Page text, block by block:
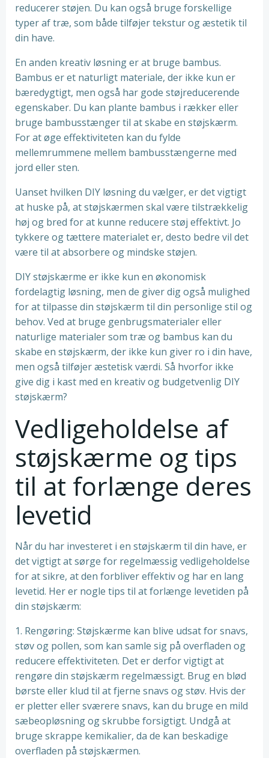
reducerer støjen. Du kan også bruge forskellige
typer af træ, som både tilføjer tekstur og æstetik til
din have.
En anden kreativ løsning er at bruge bambus.
Bambus er et naturligt materiale, der ikke kun er
bæredygtigt, men også har gode støjreducerende
egenskaber. Du kan plante bambus i rækker eller
bruge bambusstænger til at skabe en støjskærm.
For at øge effektiviteten kan du fylde
mellemrummene mellem bambusstængerne med
jord eller sten.
Uanset hvilken DIY løsning du vælger, er det vigtigt
at huske på, at støjskærmen skal være tilstrækkelig
høj og bred for at kunne reducere støj effektivt. Jo
tykkere og tættere materialet er, desto bedre vil det
være til at absorbere og mindske støjen.
DIY støjskærme er ikke kun en økonomisk
fordelagtig løsning, men de giver dig også mulighed
for at tilpasse din støjskærm til din personlige stil og
behov. Ved at bruge genbrugsmaterialer eller
naturlige materialer som træ og bambus kan du
skabe en støjskærm, der ikke kun giver ro i din have,
men også tilføjer æstetisk værdi. Så hvorfor ikke
give dig i kast med en kreativ og budgetvenlig DIY
støjskærm?
Vedligeholdelse af
støjskærme og tips
til at forlænge deres
levetid
Når du har investeret i en støjskærm til din have, er
det vigtigt at sørge for regelmæssig vedligeholdelse
for at sikre, at den forbliver effektiv og har en lang
levetid. Her er nogle tips til at forlænge levetiden på
din støjskærm:
1. Rengøring: Støjskærme kan blive udsat for snavs,
støv og pollen, som kan samle sig på overfladen og
reducere effektiviteten. Det er derfor vigtigt at
rengøre din støjskærm regelmæssigt. Brug en blød
børste eller klud til at fjerne snavs og støv. Hvis der
er pletter eller sværere snavs, kan du bruge en mild
sæbeopløsning og skrubbe forsigtigt. Undgå at
bruge skrappe kemikalier, da de kan beskadige
overfladen på støjskærmen.